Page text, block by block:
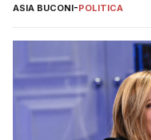
ASIA BUCONI-POLITICA